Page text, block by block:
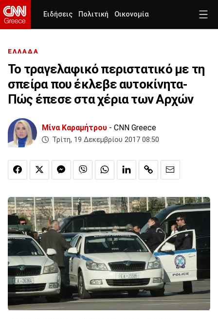
Ειδήσεις Πολιτική Οικονομία
ΕΛΛΑΔΑ
Το τραγελαφικό περιστατικό με τη
σπείρα που έκλεβε αυτοκίνητα-
Πώς έπεσε στα χέρια των Αρχών
Μίνα Καραμήτρου - CNN Greece
Τρίτη, 19 Δεκεμβρίου 2017 08:50